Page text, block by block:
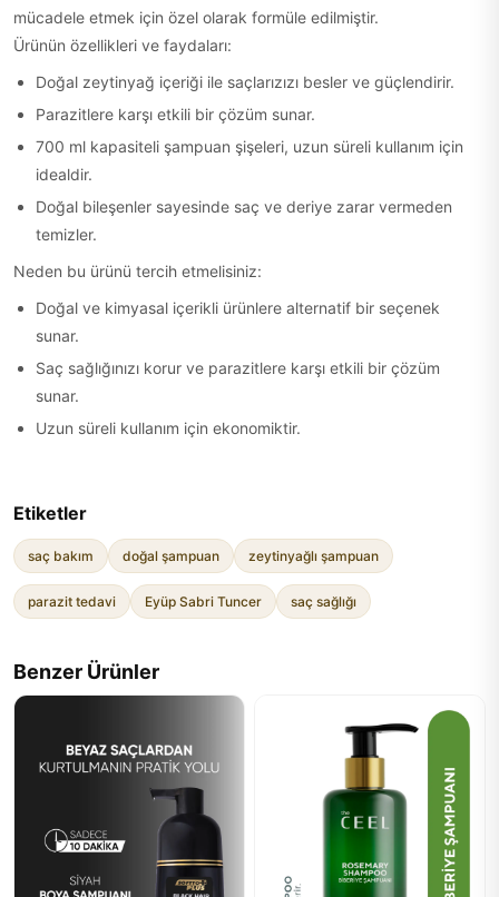
mücadele etmek için özel olarak formüle edilmiştir.
Ürünün özellikleri ve faydaları:
Doğal zeytinyağ içeriği ile saçlarızızı besler ve güçlendirir.
Parazitlere karşı etkili bir çözüm sunar.
700 ml kapasiteli şampuan şişeleri, uzun süreli kullanım için
idealdir.
Doğal bileşenler sayesinde saç ve deriye zarar vermeden
temizler.
Neden bu ürünü tercih etmelisiniz:
Doğal ve kimyasal içerikli ürünlere alternatif bir seçenek
sunar.
Saç sağlığınızı korur ve parazitlere karşı etkili bir çözüm
sunar.
Uzun süreli kullanım için ekonomiktir.
Etiketler
saç bakım doğal şampuan zeytinyağlı şampuan
parazit tedavi Eyüp Sabri Tuncer saç sağlığı
Benzer Ürünler